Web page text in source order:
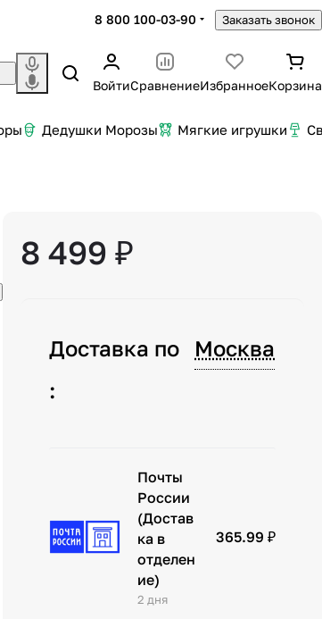
8 800 100-03-90 Заказать звонок
ВойтиСравнениеИзбранноеКорзина
Дедушки Морозы Мягкие игрушки
8 499 ₽
Доставка по
Москва
:
Почты
России
(Достав
ка в
отделен
ие)
2 дня
365.99 ₽